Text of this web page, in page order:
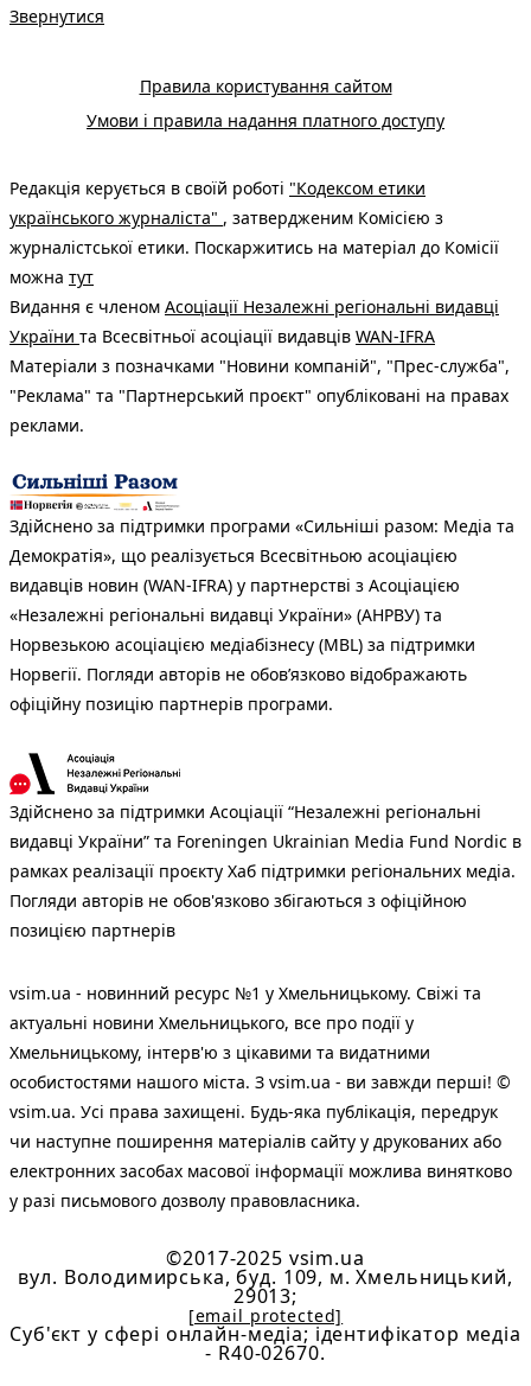
Звернутися
Правила користування сайтом
Умови і правила надання платного доступу
Редакція керується в своїй роботі "Кодексом етики
українського журналіста" , затвердженим Комісією з
журналістської етики. Поскаржитись на матеріал до Комісії
можна тут
Видання є членом Асоціації Незалежні регіональні видавці
України та Всесвітньої асоціації видавців WAN-IFRA
Матеріали з позначками "Новини компаній", "Прес-служба",
"Реклама" та "Партнерський проєкт" опубліковані на правах
реклами.
Здійснено за підтримки програми «Сильніші разом: Медіа та
Демократія», що реалізується Всесвітньою асоціацією
видавців новин (WAN-IFRA) у партнерстві з Асоціацією
«Незалежні регіональні видавці України» (АНРВУ) та
Норвезькою асоціацією медіабізнесу (MBL) за підтримки
Норвегії. Погляди авторів не обов’язково відображають
офіційну позицію партнерів програми.
Здійснено за підтримки Асоціації “Незалежні регіональні
видавці України” та Foreningen Ukrainian Media Fund Nordic в
рамках реалізації проєкту Хаб підтримки регіональних медіа.
Погляди авторів не обов'язково збігаються з офіційною
позицією партнерів
vsim.ua - новинний ресурс №1 у Хмельницькому. Свіжі та
актуальні новини Хмельницького, все про події у
Хмельницькому, інтерв'ю з цікавими та видатними
особистостями нашого міста. З vsim.ua - ви завжди перші! ©
vsim.ua. Усі права захищені. Будь-яка публiкацiя, передрук
чи наступне поширення матеріалів сайту у друкованих або
електронних засобах масової інформації можлива винятково
у разі письмового дозволу правовласника.
©2017-2025 vsim.ua
вул. Володимирська, буд. 109, м. Хмельницький,
29013;
[email protected]
Cуб'єкт у сфері онлайн-медіа; ідентифікатор медіа
- R40-02670.